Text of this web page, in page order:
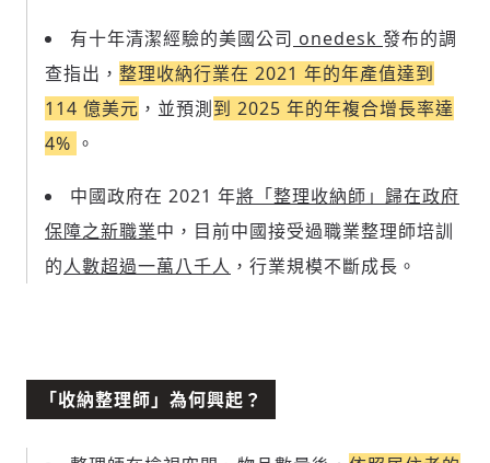
有十年清潔經驗的美國公司 onedesk 發布的調
查指出， 整理收納行業在 2021 年的年產值達到
114 億美元 ，並預測到 2025 年的年複合增長率達
4% 。
中國政府在 2021 年將「整理收納師」歸在政府
保障之新職業中，目前中國接受過職業整理師培訓
的人數超過一萬八千人 ，行業規模不斷成長。
「收納整理師」為何興起？